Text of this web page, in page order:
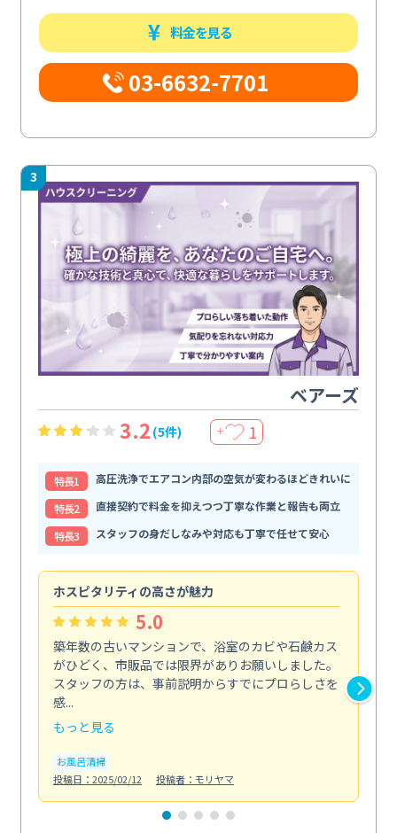
料金を見る
03-6632-7701
3
ベアーズ
3.2 (5件) ＋ 1
特⻑1
高圧洗浄でエアコン内部の空気が変わるほどきれいに
特⻑2
直接契約で料金を抑えつつ丁寧な作業と報告も両立
特⻑3
スタッフの身だしなみや対応も丁寧で任せて安心
ホスピタリティの高さが魅力
5.0
築年数の古いマンションで、浴室のカビや石鹸カス
がひどく、市販品では限界がありお願いしました。
スタッフの方は、事前説明からすでにプロらしさを
感...
もっと見る
お風呂清掃
投稿日：2025/02/12
投稿者：モリヤマ